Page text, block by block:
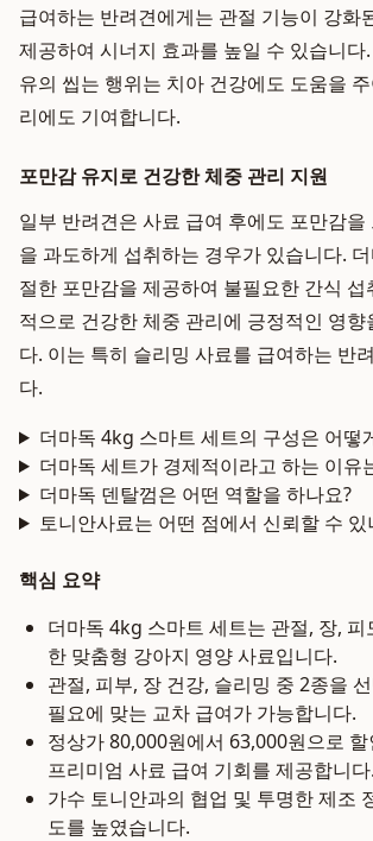
급여하는 반려견에게는 관절 기능이 강화
제공하여 시너지 효과를 높일 수 있습니다
유의 씹는 행위는 치아 건강에도 도움을
리에도 기여합니다.
포만감 유지로 건강한 체중 관리 지원
일부 반려견은 사료 급여 후에도 포만감을
을 과도하게 섭취하는 경우가 있습니다.
절한 포만감을 제공하여 불필요한 간식
적으로 건강한 체중 관리에 긍정적인 영향
다. 이는 특히 슬리밍 사료를 급여하는 반
다.
더마독 4kg 스마트 세트의 구성은 어떻
더마독 세트가 경제적이라고 하는 이유
더마독 덴탈껌은 어떤 역할을 하나요?
토니안사료는 어떤 점에서 신뢰할 수 있
핵심 요약
더마독 4kg 스마트 세트는 관절, 장, 피
한 맞춤형 강아지 영양 사료입니다.
관절, 피부, 장 건강, 슬리밍 중 2종을
필요에 맞는 교차 급여가 가능합니다.
정상가 80,000원에서 63,000원으로
프리미엄 사료 급여 기회를 제공합니다.
가수 토니안과의 협업 및 투명한 제조
도를 높였습니다.